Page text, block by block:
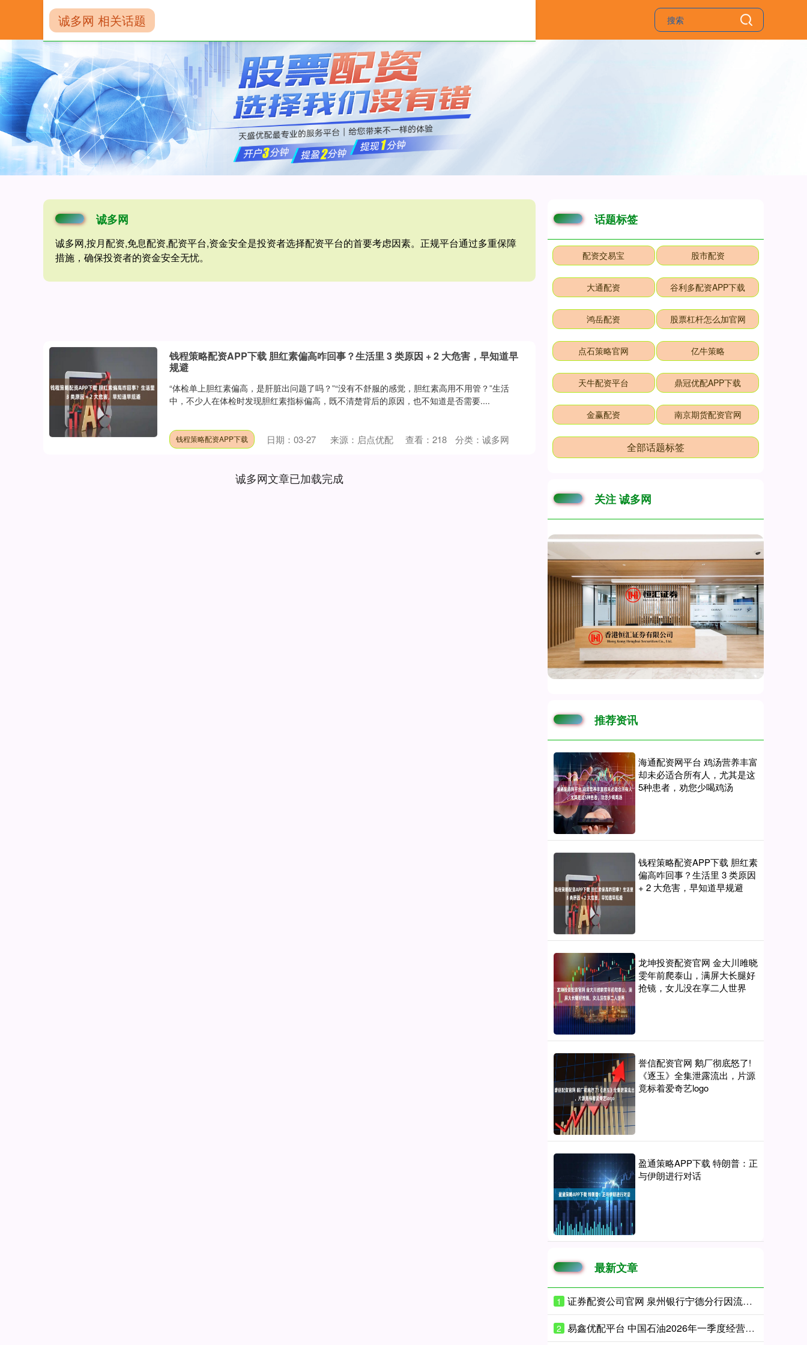
诚多网
诚多网,按月配资,免息配资,配资平台,资金安全是投资者选择配资平台的首要考虑因素。正规平台通过多重保障
措施，确保投资者的资金安全无忧。
诚多网 相关话题
钱程策略配资APP下载 胆红素偏高咋回事？生活里 3 类原因 + 2 大危害，早知道早
规避
“体检单上胆红素偏高，是肝脏出问题了吗？”“没有不舒服的感觉，胆红素高用不用管？”生活
中，不少人在体检时发现胆红素指标偏高，既不清楚背后的原因，也不知道是否需要....
钱程策略配资APP下载 日期：03-27 来源：启点优配 查看： 218 分类： 诚多网
诚多网文章已加载完成
话题标签
配资交易宝 股市配资
大通配资 谷利多配资APP下载
鸿岳配资 股票杠杆怎么加官网
点石策略官网 亿牛策略
天牛配资平台 鼎冠优配APP下载
金赢配资 南京期货配资官网
全部话题标签
关注 诚多网
推荐资讯
海通配资网平台 鸡汤营养丰富
却未必适合所有人，尤其是这
5种患者，劝您少喝鸡汤
钱程策略配资APP下载 胆红素
偏高咋回事？生活里 3 类原因
+ 2 大危害，早知道早规避
龙坤投资配资官网 金大川雎晓
雯年前爬泰山，满屏大长腿好
抢镜，女儿没在享二人世界
誉信配资官网 鹅厂彻底怒了!
《逐玉》全集泄露流出，片源
竟标着爱奇艺logo
盈通策略APP下载 特朗普：正
与伊朗进行对话
最新文章
1 证券配资公司官网 泉州银行宁德分行因流动资金贷款管理不到位等被罚款115万元
2 易鑫优配平台 中国石油2026年一季度经营业绩创历史新高 实现“十五五”良好开局